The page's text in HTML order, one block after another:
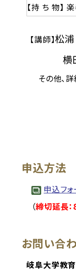
【持 ち 物】
【講師】松
横
その他、詳
申込方法
申込フ
（締切延長：
お問い合
岐阜大学教